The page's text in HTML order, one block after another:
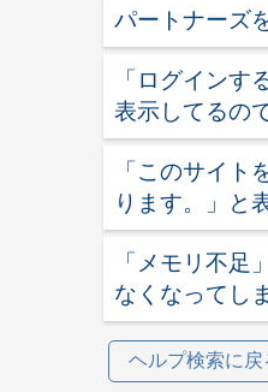
パートナーズ
「ログインす
表示してるの
「このサイ
ります。」と
「メモリ不
なくなってし
ヘルプ検索に戻